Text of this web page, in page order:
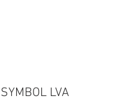
SYMBOL LVA